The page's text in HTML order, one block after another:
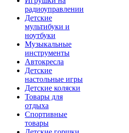
радиоуправлении
Детские
мультибуки и
ноутбуки
Музыкальные
инструменты
Автокресла
Детские
настольные игры
Детские коляски
Товары для
отдыха
Спортивные
товары